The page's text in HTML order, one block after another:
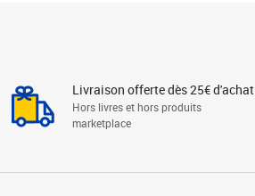
Livraison offerte dès 25€ d'achat
Hors livres et hors produits
marketplace